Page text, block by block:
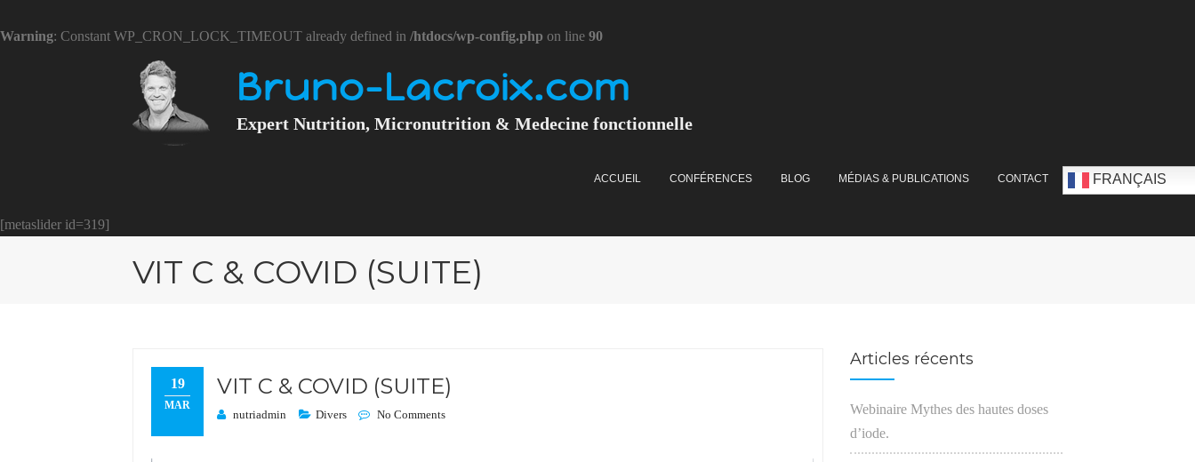
Warning: Constant WP_CRON_LOCK_TIMEOUT already defined in /htdocs/wp-config.php on line 90
Bruno-Lacroix.com
Expert Nutrition, Micronutrition & Medecine fonctionnelle
ACCUEIL CONFÉRENCES BLOG MÉDIAS & PUBLICATIONS CONTACT FRANÇAIS
[metaslider id=319]
VIT C & COVID (SUITE)
19
MAR
VIT C & COVID (SUITE)
nutriadmin Divers No Comments
Articles récents
Webinaire Mythes des hautes doses
d’iode.